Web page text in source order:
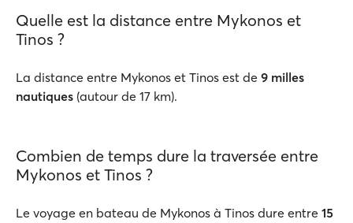
Quelle est la distance entre Mykonos et
Tinos ?
La distance entre Mykonos et Tinos est de 9 milles
nautiques (autour de 17 km).
Combien de temps dure la traversée entre
Mykonos et Tinos ?
Le voyage en bateau de Mykonos à Tinos dure entre 15